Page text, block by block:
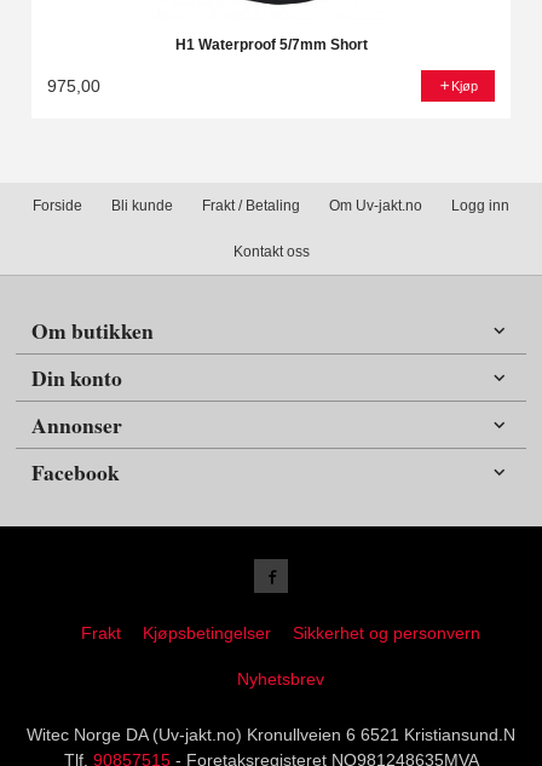
H1 Waterproof 5/7mm Short
975,00 Kjøp
Forside Bli kunde Frakt / Betaling Om Uv-jakt.no Logg inn
Kontakt oss
Om butikken
Din konto
Annonser
Facebook
Frakt Kjøpsbetingelser Sikkerhet og personvern
Nyhetsbrev
Witec Norge DA (Uv-jakt.no) Kronullveien 6 6521 Kristiansund.N
Tlf. 90857515- Foretaksregisteret NO981248635MVA